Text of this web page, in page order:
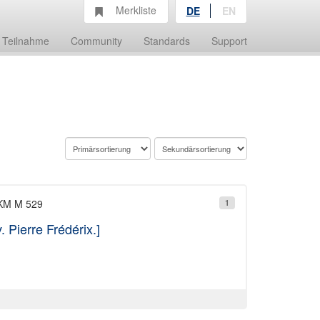
Teilnahme Community Standards Support
Merkliste DE EN
1
M 529
Pierre Frédérix.]